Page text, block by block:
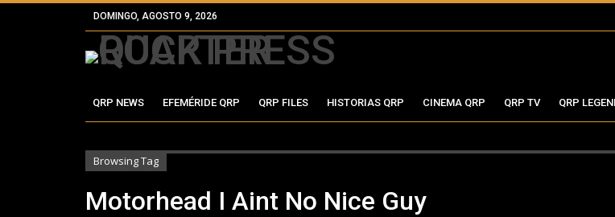
DOMINGO, AGOSTO 9, 2026
QRP NEWS EFEMÉRIDE QRP QRP FILES HISTORIAS QRP CINEMA QRP QRP TV QRP
Browsing Tag
Motorhead I Aint No Nice Guy